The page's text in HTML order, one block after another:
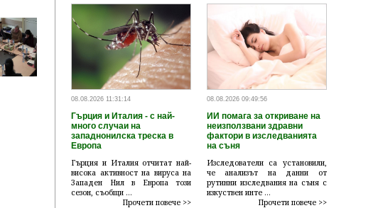
08.08.2026 11:31:14
Гърция и Италия - с най-
много случаи на
западнонилска треска в
Европа
Гърция и Италия отчитат най-
висока активност на вируса на
Западен Нил в Европа този
сезон, съобщи ...
Прочети повече >>
08.08.2026 09:49:56
ИИ помага за откриване на
неизползвани здравни
фактори в изследванията
на съня
Изследователи са установили,
че анализът на данни от
рутинни изследвания на съня с
изкуствен инте ...
Прочети повече >>